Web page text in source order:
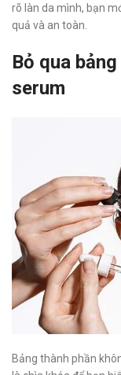
rõ làn da mình, bạn
quả và an toàn.
Bỏ qua
serum
Bảng thành phần